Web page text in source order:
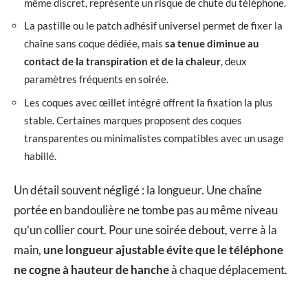
même discret, représente un risque de chute du téléphone.
La pastille ou le patch adhésif universel permet de fixer la
chaîne sans coque dédiée, mais sa tenue diminue au
contact de la transpiration et de la chaleur, deux
paramètres fréquents en soirée.
Les coques avec œillet intégré offrent la fixation la plus
stable. Certaines marques proposent des coques
transparentes ou minimalistes compatibles avec un usage
habillé.
Un détail souvent négligé : la longueur. Une chaîne
portée en bandoulière ne tombe pas au même niveau
qu’un collier court. Pour une soirée debout, verre à la
main, une longueur ajustable évite que le téléphone
ne cogne à hauteur de hancheà chaque déplacement.